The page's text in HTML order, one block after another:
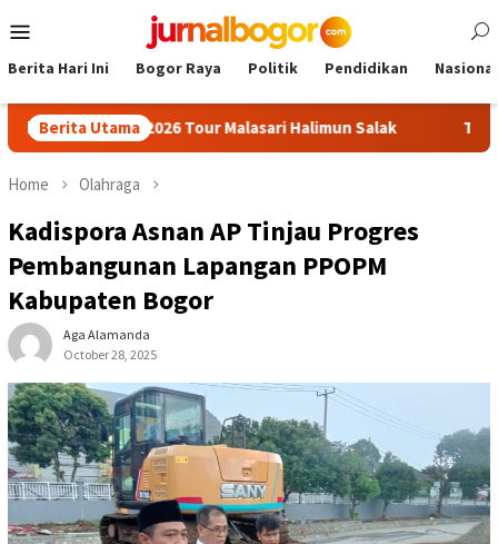
to
Menu
Berita Hari Ini Bogor Raya Politik Pendidikan Nasional
Berita Utama
Cup 2026 Tour Malasari Halimun Salak Tour Malasari
Home Olahraga
Kadispora Asnan AP Tinjau Progres
Pembangunan Lapangan PPOPM
Kabupaten Bogor
Aga Alamanda
October 28, 2025